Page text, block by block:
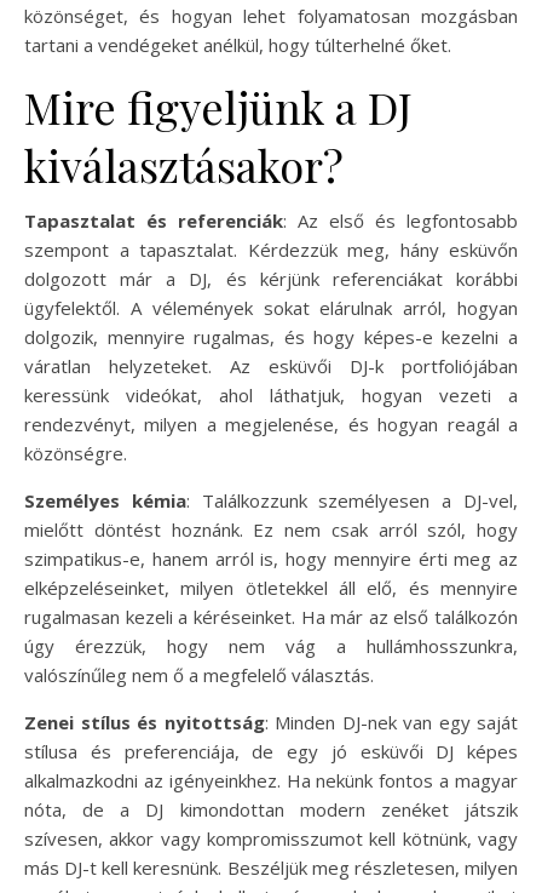
közönséget, és hogyan lehet folyamatosan mozgásban
tartani a vendégeket anélkül, hogy túlterhelné őket.
Mire figyeljünk a DJ
kiválasztásakor?
Tapasztalat és referenciák: Az első és legfontosabb
szempont a tapasztalat. Kérdezzük meg, hány esküvőn
dolgozott már a DJ, és kérjünk referenciákat korábbi
ügyfelektől. A vélemények sokat elárulnak arról, hogyan
dolgozik, mennyire rugalmas, és hogy képes-e kezelni a
váratlan helyzeteket. Az esküvői DJ-k portfoliójában
keressünk videókat, ahol láthatjuk, hogyan vezeti a
rendezvényt, milyen a megjelenése, és hogyan reagál a
közönségre.
Személyes kémia: Találkozzunk személyesen a DJ-vel,
mielőtt döntést hoznánk. Ez nem csak arról szól, hogy
szimpatikus-e, hanem arról is, hogy mennyire érti meg az
elképzeléseinket, milyen ötletekkel áll elő, és mennyire
rugalmasan kezeli a kéréseinket. Ha már az első találkozón
úgy érezzük, hogy nem vág a hullámhosszunkra,
valószínűleg nem ő a megfelelő választás.
Zenei stílus és nyitottság: Minden DJ-nek van egy saját
stílusa és preferenciája, de egy jó esküvői DJ képes
alkalmazkodni az igényeinkhez. Ha nekünk fontos a magyar
nóta, de a DJ kimondottan modern zenéket játszik
szívesen, akkor vagy kompromisszumot kell kötnünk, vagy
más DJ-t kell keresnünk. Beszéljük meg részletesen, milyen